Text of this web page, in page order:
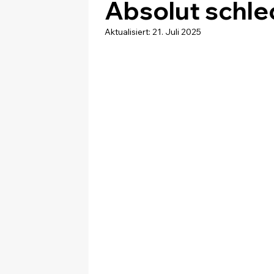
Absolut
Aktualisiert: 21. Juli 2025